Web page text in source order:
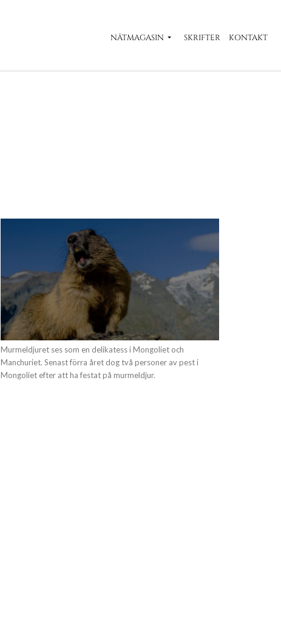
NÄTMAGASIN SKRIFTER KONTAKT
Murmeldjuret ses som en delikatess i Mongoliet och
Manchuriet. Senast förra året dog två personer av pest i
Mongoliet efter att ha festat på murmeldjur.